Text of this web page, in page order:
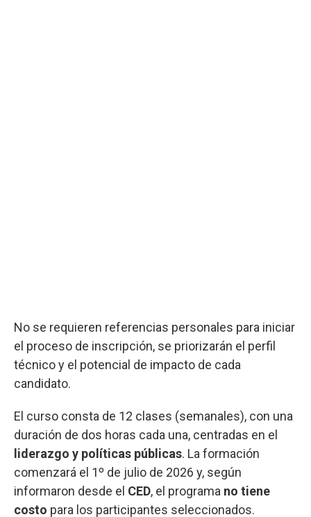
No se requieren referencias personales para iniciar
el proceso de inscripción, se priorizarán el perfil
técnico y el potencial de impacto de cada
candidato.
El curso consta de 12 clases (semanales), con una
duración de dos horas cada una, centradas en el
liderazgo y políticas públicas. La formación
comenzará el 1º de julio de 2026 y, según
informaron desde el CED, el programa no tiene
costo para los participantes seleccionados.